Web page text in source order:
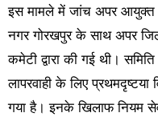
इस मामले में जांच अपर आयुक्त
नगर गोरखपुर के साथ अपर
कमेटी द्वारा की गई थी।
लापरवाही के लिए प्रथमदृष्टया
गया है। इनके खिलाफ नियम